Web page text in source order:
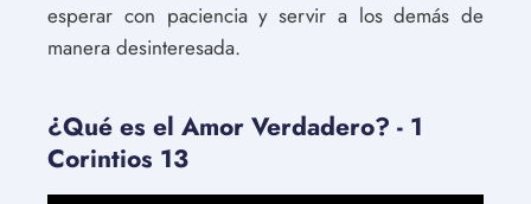
esperar con paciencia y servir a los demás de
manera desinteresada.
¿Qué es el Amor Verdadero? - 1
Corintios 13